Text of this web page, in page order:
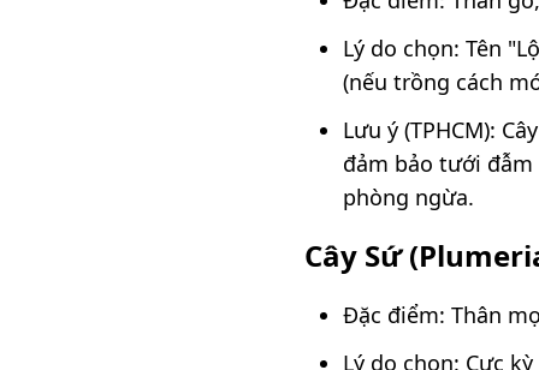
Lý do chọn: Tên
(nếu trồng cách
Lưu ý (TPHCM):
đảm bảo tưới đẫm
phòng ngừa.
Cây Sứ
Đặc điểm: Thân
Lý do chọn: Cực